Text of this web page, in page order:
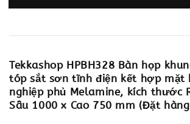
Tekkashop HPBH328 Bàn họp
tóp sắt sơn tĩnh điện kết hợp mặt
nghiệp phủ Melamine, kích thước
Sâu 1000 x Cao 750 mm (Đặt